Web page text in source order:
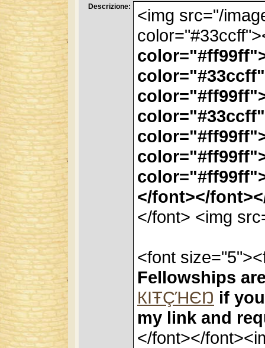
Descrizione:
<img src="/
</font></
</font> <img
<font
Fellowships
КIŦÇΉЄŊ if
my link and
</font></